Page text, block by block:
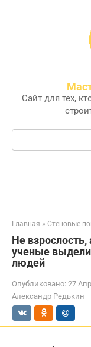
Сайт для тех,
Поиск:
Главная » Стеновые
Не
ученые
людей
Опубликовано: 27
Александр Редькин